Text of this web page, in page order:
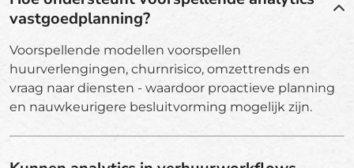
vastgoedplanning?
Voorspellende modellen voorspellen
huurverlengingen, churnrisico, omzettrends en
vraag naar diensten - waardoor proactieve planning
en nauwkeurigere besluitvorming mogelijk zijn.